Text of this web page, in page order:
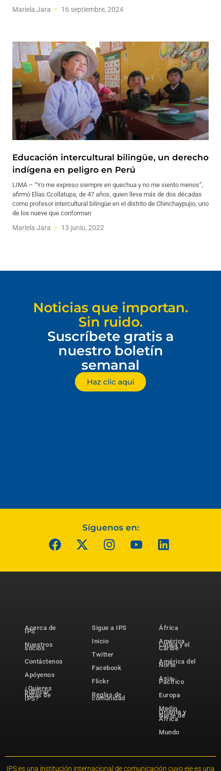
Mariela Jara 16 septiembre, 2024
Educación intercultural bilingüe, un derecho
indígena en peligro en Perú
LIMA – “Yo me expreso siempre en quechua y no me siento menos”,
afirmó Elías Ccollatupa, de 47 años, quien lleva más de dos décadas
como profesor intercultural bilingüe en el distrito de Chinchaypujio, uno
de los nueve que conforman
Mariela Jara 13 junio, 2022
Noticias que importan.
Sin ruido.
Suscríbete gratis a
nuestro boletín
semanal
Haz clic aquí
Síguenos en:
Acerca de
IPS
Nuestros
socios
Contáctenos
Apóyenos
¿Quieres
publicar
notas de
IPS?
Sigue a IPS
Inicio
Twitter
Facebook
Flickr
Reglas de
comunidad
África
América
Latina y el
Caribe
América del
Norte
Asia-
Pacífico
Europa
Medio
Oriente y
Norte de
África
Mundo
IPS es una institución internacional de comunicación cuyo eje es una